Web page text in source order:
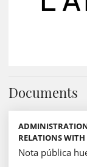
Documents
RELATIONS
Nota pública